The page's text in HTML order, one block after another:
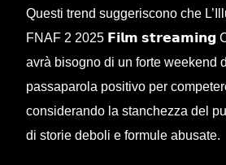
Questi trend suggeriscono che
FNAF 2 2025 𝗙𝗶𝗹𝗺 𝘀𝘁𝗿𝗲𝗮𝗺𝗶𝗻𝗴
avrà bisogno di un forte weekend
passaparola positivo per
considerando la stanchezza del
di storie deboli e formule abusate.